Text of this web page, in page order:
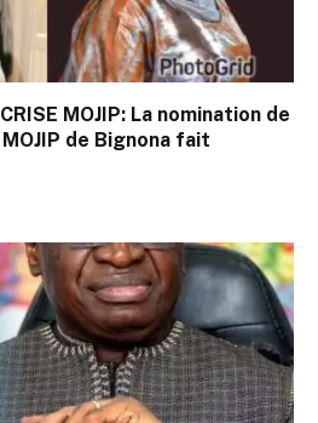
MOJIP: La nomination de
de Bignona fait